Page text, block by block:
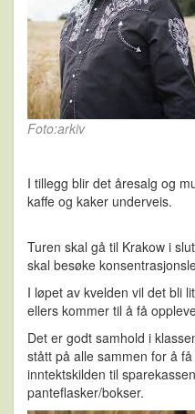
Foto:arkiv
I tillegg blir det åresalg og
kaffe og kaker underveis.
Turen skal gå til Krakow i
skal besøke
I løpet av kvelden vil det bli
ellers kommer til å få
Det er godt samhold i
stått på alle sammen for å
inntektskilden til
panteflasker/bokser.